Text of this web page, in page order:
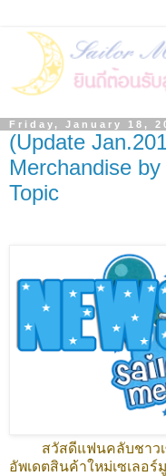
Friday, January 18,
(Update
Merchandise
Topic
สวัสดีแฟนคลับชาวเซ
อัพเดตสินค้าใหม่เซเลอ